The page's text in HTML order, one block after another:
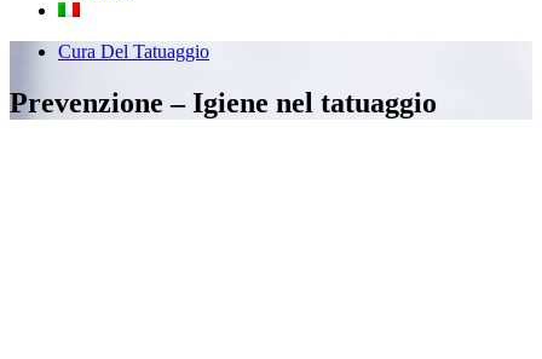
Cura Del Tatuaggio
Prevenzione – Igiene nel tatuaggio